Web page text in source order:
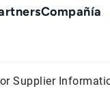
Compañía
Supplier